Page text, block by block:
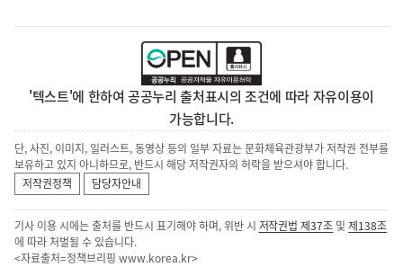
'텍스트'에 한하여 공공누리 출처표시의 조건에 따라 자유이용이
가능합니다.
단, 사진, 이미지, 일러스트, 동영상 등의 일부 자료는 문화체육관광부가 저작권 전부를
보유하고 있지 아니하므로, 반드시 해당 저작권자의 허락을 받으셔야 합니다.
저작권정책
담당자안내
기사 이용 시에는 출처를 반드시 표기해야 하며, 위반 시 저작권법 제37조 및제138조
에 따라 처벌될 수 있습니다.
<자료출처=정책브리핑 www.korea.kr>